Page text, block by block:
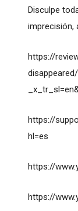
Disculpe
imprecisión,
https://
https://
hl=es
https://
https://